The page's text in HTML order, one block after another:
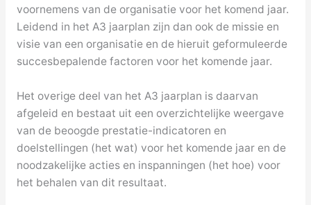
voornemens van de organisatie voor het komend jaar.
Leidend in het A3 jaarplan zijn dan ook de missie en
visie van een organisatie en de hieruit geformuleerde
succesbepalende factoren voor het komende jaar.
Het overige deel van het A3 jaarplan is daarvan
afgeleid en bestaat uit een overzichtelijke weergave
van de beoogde prestatie-indicatoren en
doelstellingen (het wat) voor het komende jaar en de
noodzakelijke acties en inspanningen (het hoe) voor
het behalen van dit resultaat.